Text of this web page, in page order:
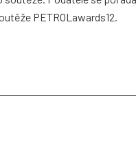
PETROLawards12.